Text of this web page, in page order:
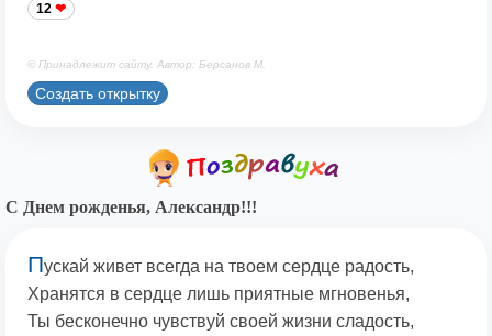
12
© Принадлежит сайту. Автор: Берсанов М.
Создать открытку
С Днем рожденья, Александр!!!
Пускай живет всегда на твоем сердце радость,
Хранятся в сердце лишь приятные мгновенья,
Ты бесконечно чувствуй своей жизни сладость,